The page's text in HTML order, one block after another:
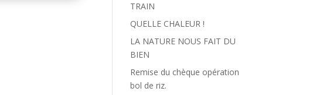
TRAIN
QUELLE CHALEUR !
LA NATURE NOUS FAIT DU
BIEN
Remise du chèque opération
bol de riz.